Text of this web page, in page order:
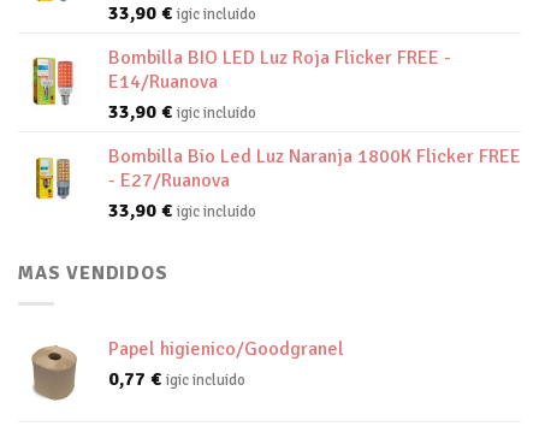
33,90 € igic incluido
Bombilla BIO LED Luz Roja Flicker FREE -
E14/Ruanova
33,90 € igic incluido
Bombilla Bio Led Luz Naranja 1800K Flicker FREE
- E27/Ruanova
33,90 € igic incluido
MAS VENDIDOS
Papel higienico/Goodgranel
0,77 € igic incluido